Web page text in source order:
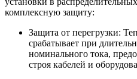
комплексную защиту:
Защита от перегрузки:
срабатывает при
номинального тока,
строя кабелей и